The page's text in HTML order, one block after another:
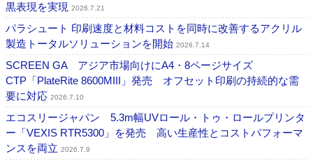
黒表現を実現 2026.7.21
パラシュート 印刷速度と材料コストを同時に改善するアクリル
製造トータルソリューションを開始 2026.7.14
SCREEN GA アジア市場向けにA4・8ページサイズ
CTP「PlateRite 8600MIII」発売 オフセット印刷の持続的な需
要に対応 2026.7.10
エコスリージャパン 5.3m幅UVロール・トゥ・ロールプリンタ
ー「VEXIS RTR5300」を発売 高い生産性とコストパフォーマ
ンスを両立 2026.7.9